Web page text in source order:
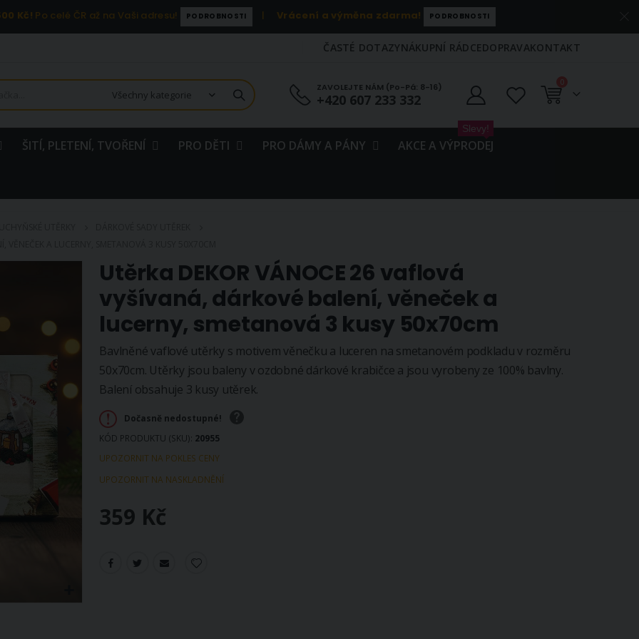
Kč! Po celé ČR až na Vaši adresu! PODROBNOSTI | Vrácení a výměna zdarma! PODROBNOSTI
ČASTÉ DOTAZYNÁKUPNÍ RÁDCEDOPRAVAKONTAKT
ZAVOLEJTE NÁM (Po-Pá: 8-16)
+420 607 233 332 Košík
0položky
ŠITÍ, PLETENÍ, TVOŘENÍ PRO DĚTI PRO DÁMY A PÁNY AKCE A VÝPRODEJ
Slevy!
Utěrka DEKOR VÁNOCE 26 vaflová
vyšívaná, dárkové balení, věneček a
lucerny, smetanová 3 kusy 50x70cm
Bavlněné vaflové utěrky s motivem věnečku a luceren na smetanovém podkladu v rozměru
50x70cm. Utěrky jsou baleny v ozdobné dárkové krabičce a jsou vyrobeny ze 100% bavlny.
Balení obsahuje 3 kusy utěrek.
Dočasně nedostupné!
KÓD PRODUKTU (SKU) 20955
UPOZORNIT NA POKLES CENY
UPOZORNIT NA NASKLADNĚNÍ
359 Kč